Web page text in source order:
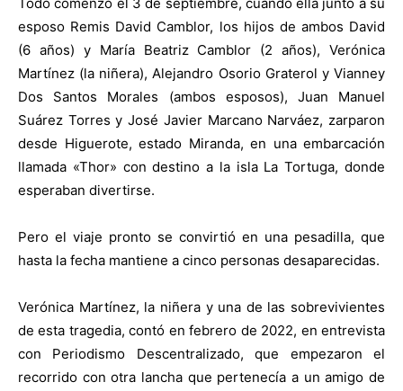
Todo comenzó el 3 de septiembre, cuando ella junto a su
esposo Remis David Camblor, los hijos de ambos David
(6 años) y María Beatriz Camblor (2 años), Verónica
Martínez (la niñera), Alejandro Osorio Graterol y Vianney
Dos Santos Morales (ambos esposos), Juan Manuel
Suárez Torres y José Javier Marcano Narváez, zarparon
desde Higuerote, estado Miranda, en una embarcación
llamada «Thor» con destino a la isla La Tortuga, donde
esperaban divertirse.
Pero el viaje pronto se convirtió en una pesadilla, que
hasta la fecha mantiene a cinco personas desaparecidas.
Verónica Martínez, la niñera y una de las sobrevivientes
de esta tragedia, contó en febrero de 2022, en entrevista
con Periodismo Descentralizado, que empezaron el
recorrido con otra lancha que pertenecía a un amigo de